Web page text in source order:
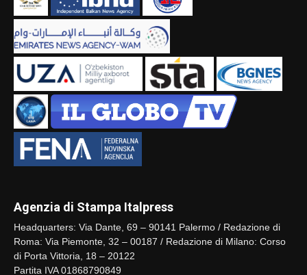
Agenzia di Stampa Italpress
Headquarters: Via Dante, 69 – 90141 Palermo / Redazione di
Roma: Via Piemonte, 32 – 00187 / Redazione di Milano: Corso
di Porta Vittoria, 18 – 20122
Partita IVA 01868790849